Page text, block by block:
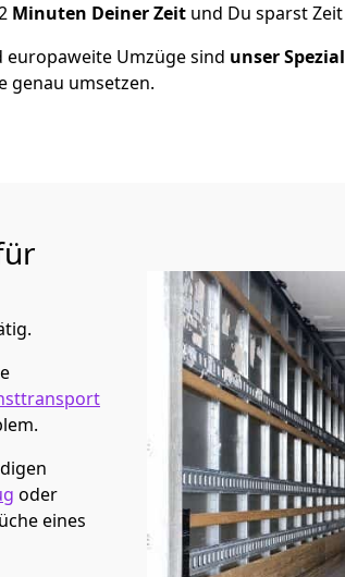
Minuten Deiner Zeit und Du sparst
europaweite Umzüge sind unser
genau umsetzen.
oder
eines